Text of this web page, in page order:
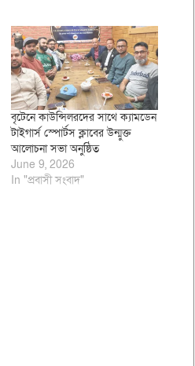
বৃটেনে কাউন্সিলরদের সাথে ক্যামডেন
টাইগার্স স্পোর্টস ক্লাবের উন্মুক্ত
আলোচনা সভা অনুষ্ঠিত
June 9, 2026
In "প্রবাসী সংবাদ"